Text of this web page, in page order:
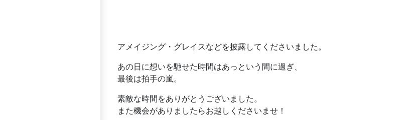
アメイジング・グレイスなどを披露してくださいました。
あの日に想いを馳せた時間はあっという間に過ぎ、
最後は拍手の嵐。
素敵な時間をありがとうございました。
また機会がありましたらお越しくださいませ！